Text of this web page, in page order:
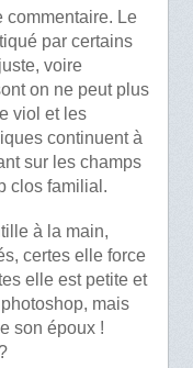
commentaire. Le
par certains
voire
on ne peut plus
viol et les
continuent à
sur les champs
clos familial.
à la main,
certes elle force
elle est petite et
mais
son époux !